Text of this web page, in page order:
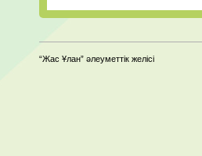
“Жас Ұлан” әлеуметтік желісі